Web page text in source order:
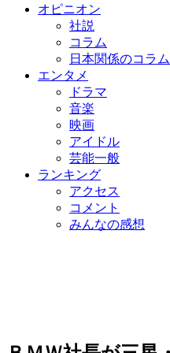
オピニオン
社説
コラム
日本関係のコラム
エンタメ
ドラマ
音楽
映画
アイドル
芸能一般
ランキング
アクセス
コメント
みんなの感想